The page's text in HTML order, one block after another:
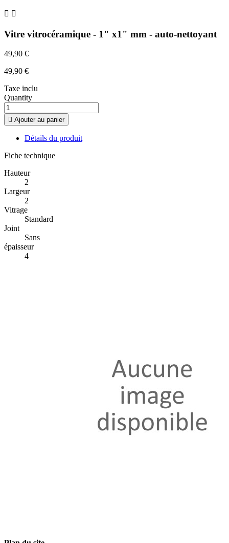
 
Vitre vitrocéramique - 1" x1" mm - auto-nettoyant
49,90 €
49,90 €
Taxe inclu
Quantity
 Ajouter au panier
Détails du produit
Fiche technique
Hauteur
2
Largeur
2
Vitrage
Standard
Joint
Sans
épaisseur
4